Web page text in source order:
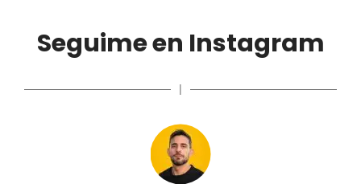
Seguime en Instagram